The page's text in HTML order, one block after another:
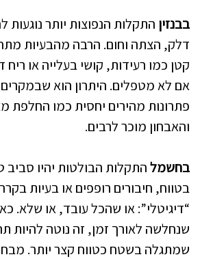
בבנזין התקלות הנפוצות יותר
דלק, הצתה וחום. הרבה מהבעיות
קטן כמו רעידות, קושי בעלייה או
אם לא מטפלים. היתרון הוא
פתרונות מהירים יחסית כמו החלפת
והאבחון מוכר לרבים.
בחשמלהתקלות הבולטות יהיו סביב
בטווח, חיבורים רופפים או בעיות
“דיגיטלי”: או שהכל עובד, או שלא.
שנחלשה לאורך זמן, זה נוטה להיות
שמתגלה בשטח כטווח קצר יותר.